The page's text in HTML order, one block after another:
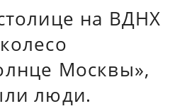
на ВДНХ
Москвы»,
люди.